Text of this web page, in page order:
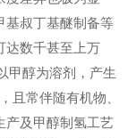
基叔丁基醚制备等
达数千甚至上万
甲醇为溶剂，产生
且常伴随有机物、
产及甲醇制氢工艺